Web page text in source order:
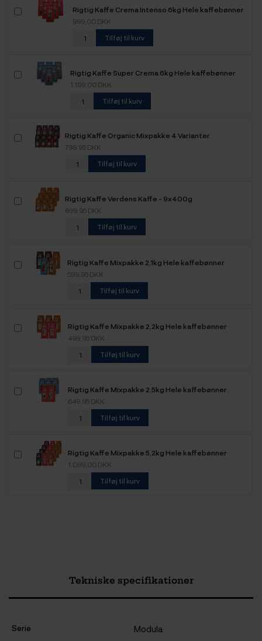
Rigtig Kaffe Crema Intenso 6kg Hele kaffebønner
999,00 DKK
Tilføj til kurv
Rigtig Kaffe Super Crema 6kg Hele kaffebønner
1.199,00 DKK
Tilføj til kurv
Rigtig Kaffe Organic Mixpakke 4 Varianter
799,95 DKK
Tilføj til kurv
Rigtig Kaffe Verdens Kaffe - 9x400g
899,95 DKK
Tilføj til kurv
Rigtig Kaffe Mixpakke 2,1kg Hele kaffebønner
599,95 DKK
Tilføj til kurv
Rigtig Kaffe Mixpakke 2,2kg Hele kaffebønner
499,95 DKK
Tilføj til kurv
Rigtig Kaffe Mixpakke 2,5kg Hele kaffebønner
649,95 DKK
Tilføj til kurv
Rigtig Kaffe Mixpakke 5,2kg Hele kaffebønner
1.099,00 DKK
Tilføj til kurv
Tekniske specifikationer
Serie Modula